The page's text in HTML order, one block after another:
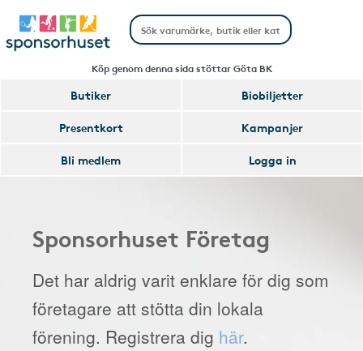
Köp genom denna sida stöttar Göta BK
Butiker
Biobiljetter
Presentkort
Kampanjer
Bli medlem
Logga in
Sponsorhuset Företag
Det har aldrig varit enklare för dig som
företagare att stötta din lokala
förening. Registrera dig här.